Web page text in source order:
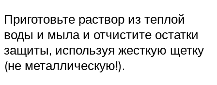
Приготовьте раствор из теплой
воды и мыла и отчистите остатки
защиты, используя жесткую щетку
(не металлическую!).